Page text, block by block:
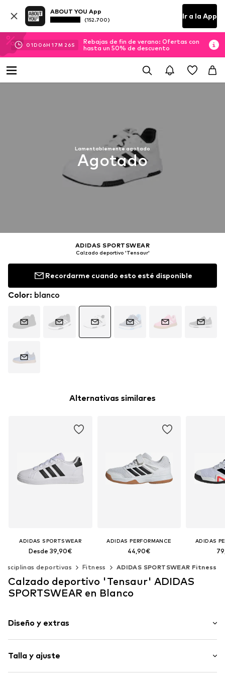
ABOUT YOU App
(152.700) Ir a la App
01D 06H 17M 26S
Rebajas de fin de verano: Ofertas con
hasta un 50% de descuento
Lamentablemente agotado
Agotado
ADIDAS SPORTSWEAR
Calzado deportivo 'Tensaur'
Recordarme cuando esto esté disponible
Color: blanco
Alternativas similares
ADIDAS SPORTSWEAR
Desde 39,90€
Disponible en muchas tallas
Añadir a la cesta
ADIDAS PERFORMANCE
44,90€
Disponible en muchas tallas
Añadir a la cesta
ADIDAS
Disponible
Disciplinas deportivas Fitness ADIDAS SPORTSWEAR Fitness
Calzado deportivo 'Tensaur' ADIDAS
SPORTSWEAR en Blanco
Diseño y extras
Imitación de cuero
Punta redonda
Talla y ajuste